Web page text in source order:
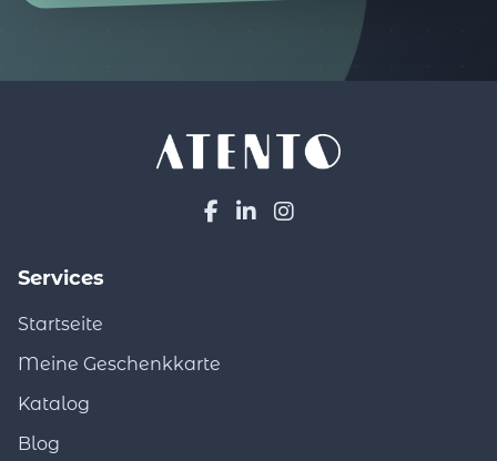
Services
Startseite
Meine Geschenkkarte
Katalog
Blog